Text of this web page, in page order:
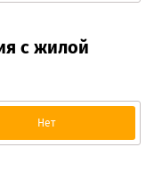
с жилой
Нет